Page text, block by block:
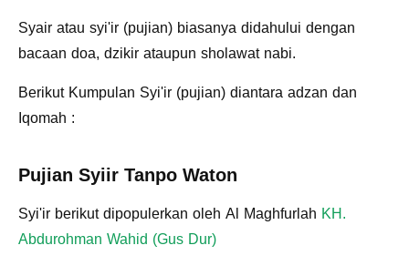
Syair atau syi'ir (pujian) biasanya didahului dengan
bacaan doa, dzikir ataupun sholawat nabi.
Berikut Kumpulan Syi'ir (pujian) diantara adzan dan
Iqomah :
Pujian Syiir Tanpo Waton
Syi'ir berikut dipopulerkan oleh Al Maghfurlah KH.
Abdurohman Wahid (Gus Dur)